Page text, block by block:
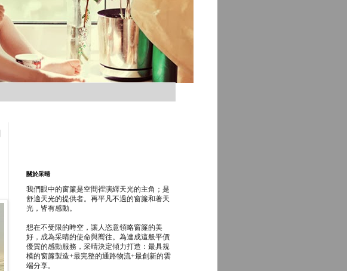
關於采晴
我們眼中的窗簾是空間裡演繹天光的主角；是
舒適天光的提供者。再平凡不過的窗簾和著天
光，皆有感動。
想在不受限的時空，讓人恣意領略窗簾的美
好，成為采晴的使命與嚮往。為達成這般平價
優質的感動服務，采晴決定傾力打造：最具規
模的窗簾製造+最完整的通路物流+最創新的雲
端分享。